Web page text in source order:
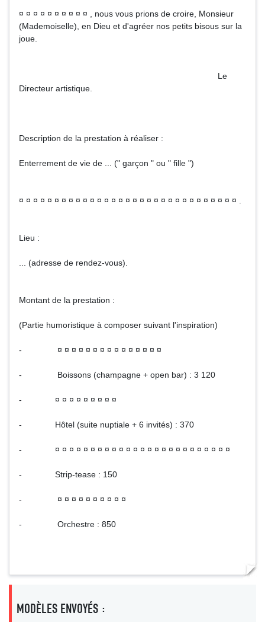
¤ ¤ ¤ ¤ ¤ ¤ ¤ ¤ ¤ ¤ , nous vous prions de croire, Monsieur
(Mademoiselle), en Dieu et d'agréer nos petits bisous sur la
joue.
Le
Directeur artistique.
Description de la prestation à réaliser :
Enterrement de vie de ... (" garçon " ou " fille ")
¤ ¤ ¤ ¤ ¤ ¤ ¤ ¤ ¤ ¤ ¤ ¤ ¤ ¤ ¤ ¤ ¤ ¤ ¤ ¤ ¤ ¤ ¤ ¤ ¤ ¤ ¤ ¤ ¤ ¤ ¤ .
Lieu :
... (adresse de rendez-vous).
Montant de la prestation :
(Partie humoristique à composer suivant l'inspiration)
- ¤ ¤ ¤ ¤ ¤ ¤ ¤ ¤ ¤ ¤ ¤ ¤ ¤ ¤ ¤
- Boissons (champagne + open bar) : 3 120
- ¤ ¤ ¤ ¤ ¤ ¤ ¤ ¤ ¤
- Hôtel (suite nuptiale + 6 invités) : 370
- ¤ ¤ ¤ ¤ ¤ ¤ ¤ ¤ ¤ ¤ ¤ ¤ ¤ ¤ ¤ ¤ ¤ ¤ ¤ ¤ ¤ ¤ ¤ ¤ ¤
- Strip-tease : 150
- ¤ ¤ ¤ ¤ ¤ ¤ ¤ ¤ ¤ ¤
- Orchestre : 850
MODÈLES ENVOYÉS :